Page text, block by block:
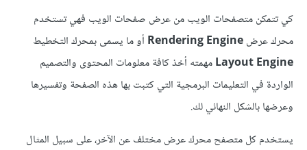
كي تتمكن متصفحات الويب من عرض صفحات الويب فهي تستخدم
محرك عرضRendering Engine أو ما يسمى بمحرك التخطيط
Layout Engineمهمته أخذ كافة معلومات المحتوى والتصميم
الواردة في التعليمات البرمجية التي كتبت بها هذه الصفحة وتفسيرها
وعرضها بالشكل النهائي لك.
يستخدم كل متصفح محرك عرض مختلف عن الآخر، على سبيل المثال